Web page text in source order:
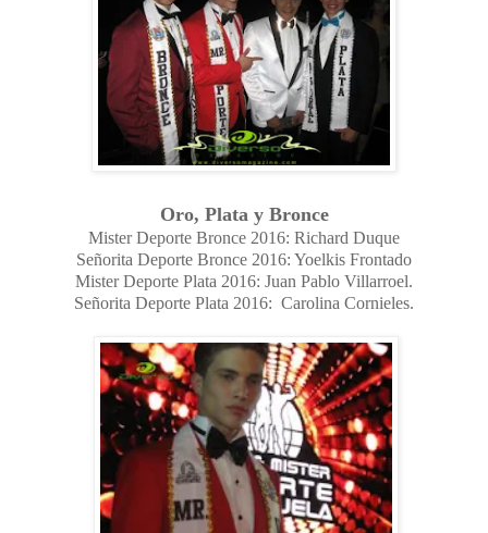
Oro, Plata y Bronce
Mister Deporte Bronce 2016: Richard Duque
Señorita Deporte Bronce 2016: Yoelkis Frontado
Mister Deporte Plata 2016: Juan Pablo Villarroel.
Señorita Deporte Plata 2016: Carolina Cornieles.